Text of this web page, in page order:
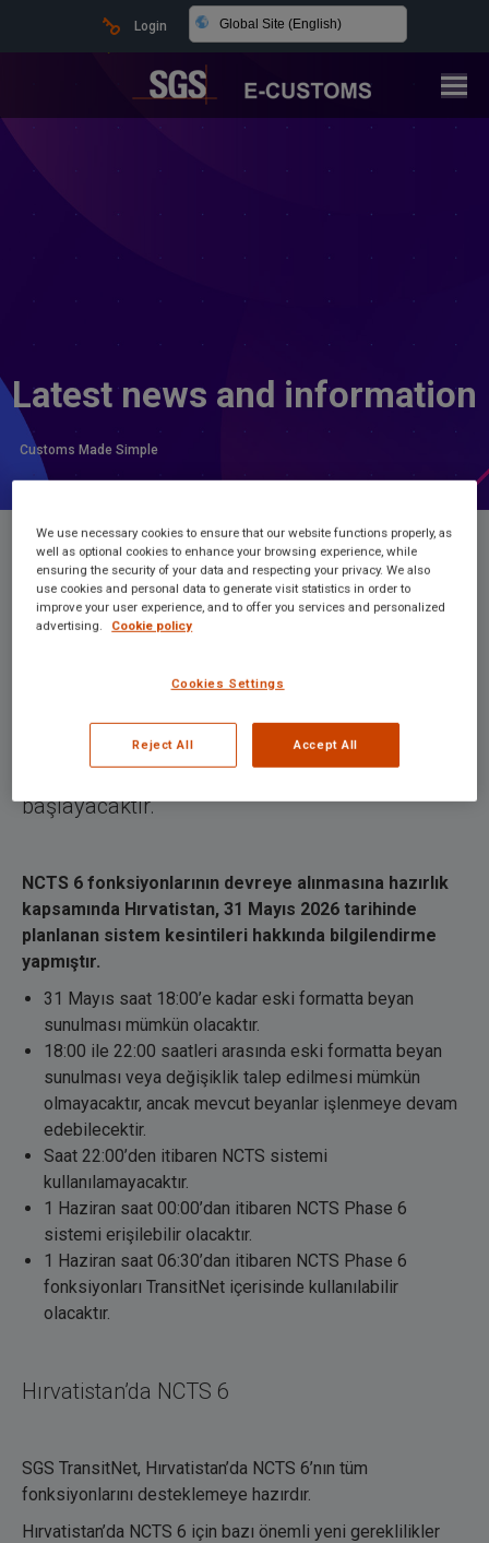
Login Global Site (English)
Customs Made Simple
Latest news and information
Hırvatistan – NCTS 6 hakkında
önemli bilgiler
NCTS 6 fonksiyonlarını 1 Haziran 2026
tarihinde saat 00:00 CET itibarıyla uygulamaya
başlayacaktır.
NCTS 6 fonksiyonlarının devreye alınmasına hazırlık
kapsamında Hırvatistan, 31 Mayıs 2026 tarihinde
planlanan sistem kesintileri hakkında bilgilendirme
yapmıştır.
31 Mayıs saat 18:00’e kadar eski formatta beyan
sunulması mümkün olacaktır.
18:00 ile 22:00 saatleri arasında eski formatta beyan
sunulması veya değişiklik talep edilmesi mümkün
olmayacaktır, ancak mevcut beyanlar işlenmeye devam
edebilecektir.
Saat 22:00’den itibaren NCTS sistemi
kullanılamayacaktır.
1 Haziran saat 00:00’dan itibaren NCTS Phase 6
sistemi erişilebilir olacaktır.
1 Haziran saat 06:30’dan itibaren NCTS Phase 6
fonksiyonları TransitNet içerisinde kullanılabilir
olacaktır.
Hırvatistan’da NCTS 6
SGS TransitNet, Hırvatistan’da NCTS 6’nın tüm
fonksiyonlarını desteklemeye hazırdır.
Hırvatistan’da NCTS 6 için bazı önemli yeni gereklilikler
We use necessary cookies to ensure that our website functions properly, as
well as optional cookies to enhance your browsing experience, while
ensuring the security of your data and respecting your privacy. We also
use cookies and personal data to generate visit statistics in order to
improve your user experience, and to offer you services and personalized
advertising.
Cookie policy
Cookies Settings
Reject All Accept All